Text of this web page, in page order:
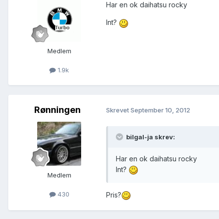
Medlem
1.9k
Har en ok daihatsu rocky
Int?
Rønningen
Medlem
430
SkrevetSeptember 10, 2012
bilgal-ja skrev:
Har en ok daihatsu rocky
Int?
Pris?